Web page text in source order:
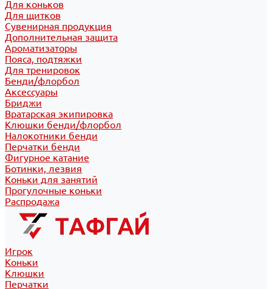
Для коньков
Для щитков
Сувенирная продукция
Дополнительная защита
Ароматизаторы
Пояса, подтяжки
Для тренировок
Бенди/флорбол
Аксессуары
Бриджи
Вратарская экипировка
Клюшки бенди/флорбол
Налокотники бенди
Перчатки бенди
Фигурное катание
Ботинки, лезвия
Коньки для занятий
Прогулочные коньки
Распродажа
Игрок
Коньки
Клюшки
Перчатки